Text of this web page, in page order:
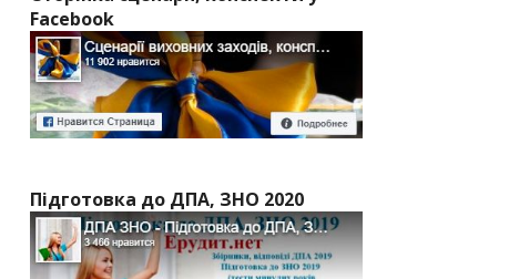
Facebook
Підготовка до ДПА, ЗНО 2020